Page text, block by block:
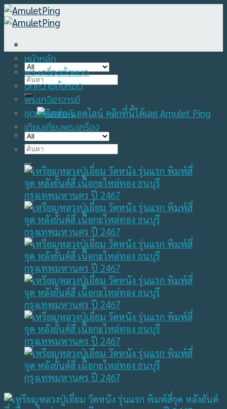
Skip
to
Search
for:
Search
หน้าหลัก
พระเครื่องทั้งหมด
บทความทั้งหมด
พระเกจิอาจารย์
ชุดเบญจภาคี
เทียบเคียงพระเครื่อง